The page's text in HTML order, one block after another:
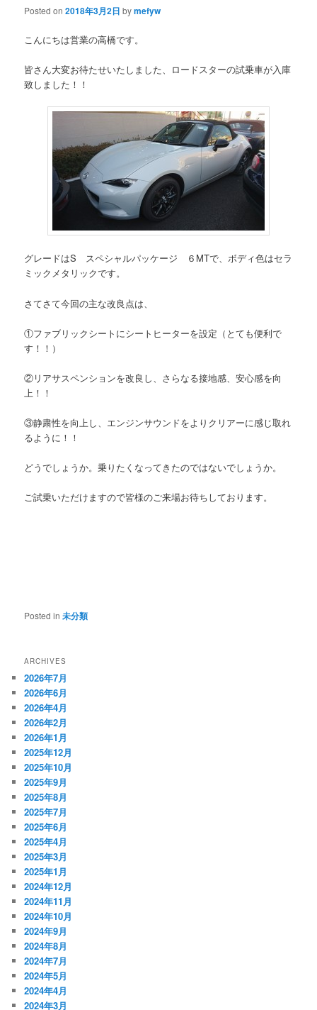
Posted on2018年3月2日 bymefyw
こんにちは営業の高橋です。
皆さん大変お待たせいたしました、ロードスターの試乗車が入庫
致しました！！
グレードはS スペシャルパッケージ ６MTで、ボディ色はセラ
ミックメタリックです。
さてさて今回の主な改良点は、
①ファブリックシートにシートヒーターを設定（とても便利で
す！！）
②リアサスペンションを改良し、さらなる接地感、安心感を向
上！！
③静粛性を向上し、エンジンサウンドをよりクリアーに感じ取れ
るように！！
どうでしょうか。乗りたくなってきたのではないでしょうか。
ご試乗いただけますので皆様のご来場お待ちしております。
Posted in 未分類
ARCHIVES
2026年7月
2026年6月
2026年4月
2026年2月
2026年1月
2025年12月
2025年10月
2025年9月
2025年8月
2025年7月
2025年6月
2025年4月
2025年3月
2025年1月
2024年12月
2024年11月
2024年10月
2024年9月
2024年8月
2024年7月
2024年5月
2024年4月
2024年3月